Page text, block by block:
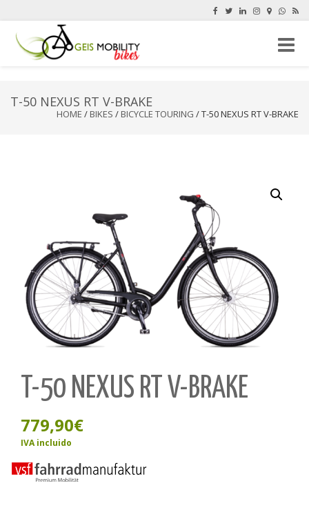
Toggle
T-50 NEXUS RT V-BRAKE
HOME / BIKES / BICYCLE TOURING / T-50 NEXUS RT V-BRAKE
T-50 NEXUS RT V-BRAKE
779,90€
IVA incluido